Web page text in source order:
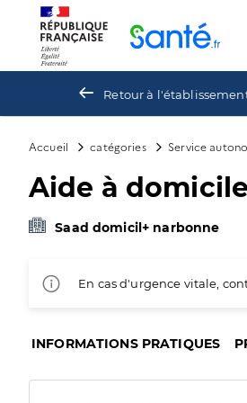
Retour à
Accueil catégories Service
Aide à
Saad domicil+ narbonne
En cas d'urgence vitale,
INFORMATIONS PRATIQUES
Panneau de gestion des cookies